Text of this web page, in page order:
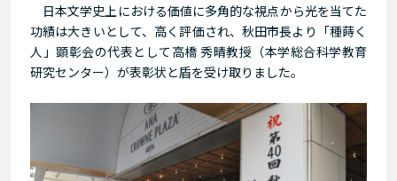
日本文学史上における価値に多角的な視点から光を当てた
功績は大きいとして、高く評価され、秋田市長より「種蒔く
人」顕彰会の代表として高橋 秀晴教授（本学総合科学教育
研究センター）が表彰状と盾を受け取りました。